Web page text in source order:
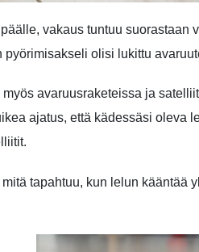
vakaus tuntuu suorastaan
olisi lukittu
avaruusraketeissa ja
ajatus, että kädessäsi oleva
tapahtuu, kun lelun kääntää